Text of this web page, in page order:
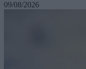
09/08/2026